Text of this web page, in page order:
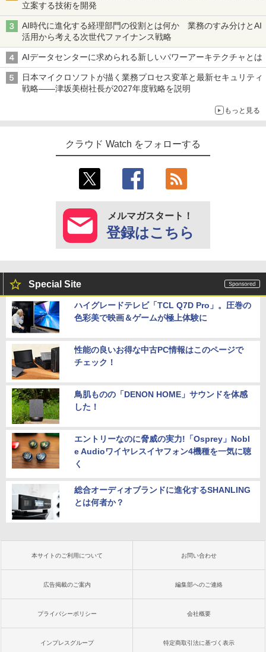
立案する技術を開発
AI時代に進化する経理部門の役割とは何か 業務のすみ分けとAI
活用から考える次世代ファイナンス戦略
AIデータセンターに求められる新しいパワーアーキテクチャとは
日本マイクロソフトが描く業務プロセス変革と最新セキュリティ
戦略――津坂美樹社長が2027年度戦略を説明
もっと見る
クラウド Watch をフォローする
メルマガスタート！
登録はこちら
Special Site
ハイグレードテレビ「TCL Q7D Pro」。圧巻の
色彩美で映画＆ゲームが極上体験に
性能の良いお得な中古PC情報はこのページで
チェック！
鳥肌ものの「DENON HOME」サウンドを体感
した！
エントリーなのに脅威の実力!「Osprey」Nobl
e Audioワイヤレスイヤフォン4機種を一気に聴
く
総合オーディオブランドに進化するSHANLING
とは何者か？
本サイトのご利用について お問い合わせ
広告掲載のご案内 編集部へのご連絡
プライバシーポリシー 会社概要
インプレスグループ 特定商取引法に基づく表示